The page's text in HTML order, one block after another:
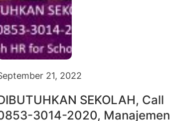
21, 2022
SEKOLAH, Call
3014-2020, Manajemen